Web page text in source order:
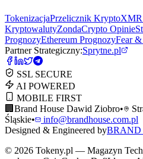
TokenizacjaPrzelicznik Krypto
KryptowalutyZondaCrypto Opinie
PrognozyEthereum PrognozyFear
Partner Strategiczny:Sprytne.pl
SSL SECURE
AI POWERED
MOBILE FIRST
🏢 Brand House Dawid Ziobro•
Śląskie•
info@brandhouse.com.pl
Designed & Engineered byBRAND
© 2026 Tokeny.pl — Magazyn